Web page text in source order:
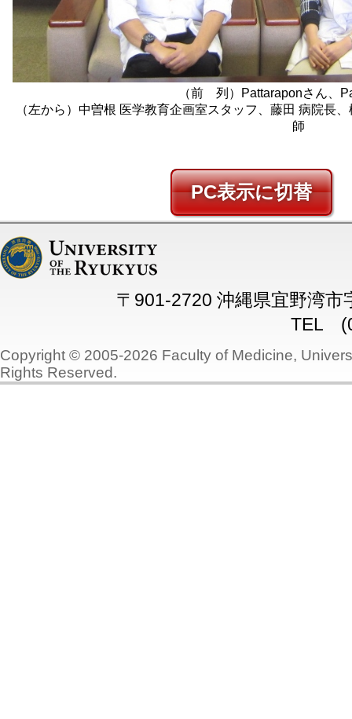
（前 列）Pattaraponさん、
（左から）中曽根 医学教育企画室スタッフ、藤田 病院長、
師
PC
〒901-2720 沖縄県宜野湾市
TEL
Copyright © 2005-2026 Faculty of Medicine,
Rights Reserved.